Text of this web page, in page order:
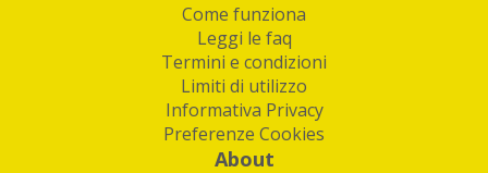
Come funziona
Leggi le faq
Termini e condizioni
Limiti di utilizzo
Informativa Privacy
Preferenze Cookies
About